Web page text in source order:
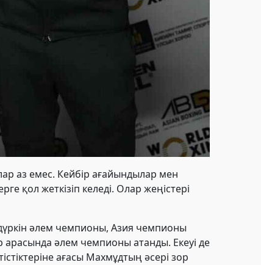
аз емес. Кейбір ағайындылар мен
қол жеткізіп келеді. Олар жеңістері
әлем чемпионы, Азия чемпионы
арасында әлем чемпионы атанды. Екеуі де
ағасы Махмұдтың әсері зор